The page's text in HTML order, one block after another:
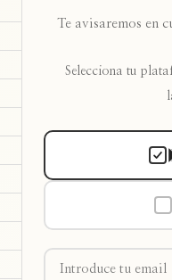
Te avisaremos en
Selecciona tu